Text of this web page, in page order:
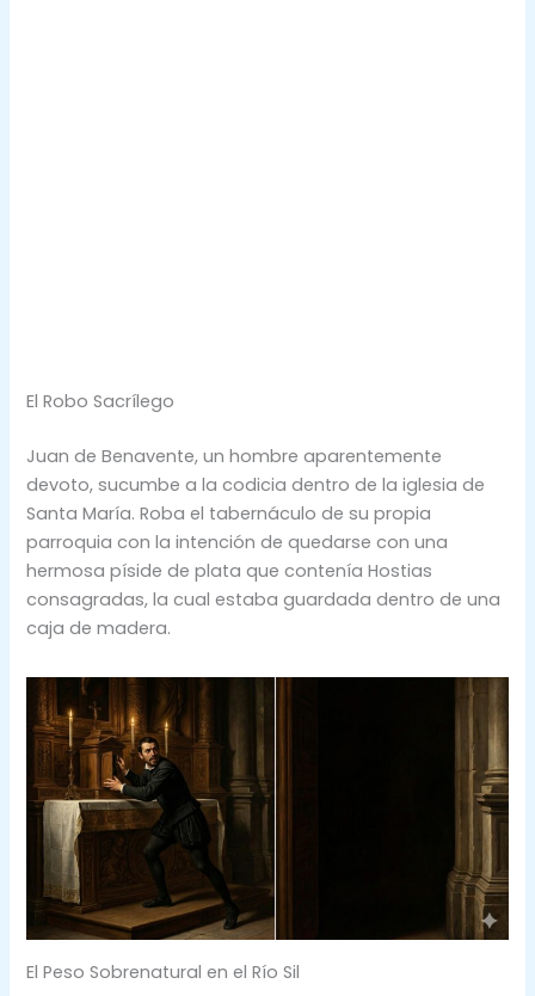
El Robo Sacrílego
Juan de Benavente, un hombre aparentemente
devoto, sucumbe a la codicia dentro de la iglesia de
Santa María. Roba el tabernáculo de su propia
parroquia con la intención de quedarse con una
hermosa píside de plata que contenía Hostias
consagradas, la cual estaba guardada dentro de una
caja de madera.
El Peso Sobrenatural en el Río Sil